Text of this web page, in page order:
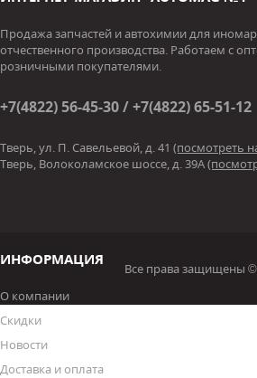
Продажа запчастей и автохимии для
отчественного производства. Работаем с
розничными покупателями.
+7(4822) 56-45-30 / +7(4822) 65-51-12
Тверь, ул. П. Савельевой, д. 41 (посмотреть
Тверь, Волоколамское шоссе, д. 39А
ИНФОРМАЦИЯ
О компании
Скидки
Новости
Доставка и оплата
Все права защищены ©